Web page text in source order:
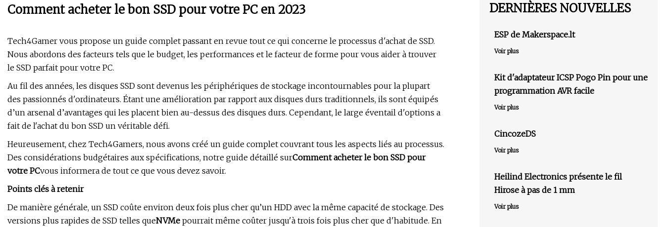
Comment acheter le bon SSD pour votre PC en 2023
Tech4Gamer vous propose un guide complet passant en revue tout ce qui concerne le processus d'achat de SSD.
Nous abordons des facteurs tels que le budget, les performances et le facteur de forme pour vous aider à trouver
le SSD parfait pour votre PC.
Au fil des années, les disques SSD sont devenus les périphériques de stockage incontournables pour la plupart
des passionnés d'ordinateurs. Étant une amélioration par rapport aux disques durs traditionnels, ils sont équipés
d’un arsenal d’avantages qui les placent bien au-dessus des disques durs. Cependant, le large éventail d'options a
fait de l'achat du bon SSD un véritable défi.
Heureusement, chez Tech4Gamers, nous avons créé un guide complet couvrant tous les aspects liés au processus.
Des considérations budgétaires aux spécifications, notre guide détaillé surComment acheter le bon SSD pour
votre PCvous informera de tout ce que vous devez savoir.
Points clés à retenir
De manière générale, un SSD coûte environ deux fois plus cher qu’un HDD avec la même capacité de stockage. Des
versions plus rapides de SSD telles queNVMe pourrait même coûter jusqu'à trois fois plus cher que d'habitude. En
DERNIÈRES NOUVELLES
ESP de Makerspace.lt
Voir plus
Kit d'adaptateur ICSP Pogo Pin pour une
programmation AVR facile
Voir plus
CincozeDS
Voir plus
Heilind Electronics présente le fil
Hirose à pas de 1 mm
Voir plus